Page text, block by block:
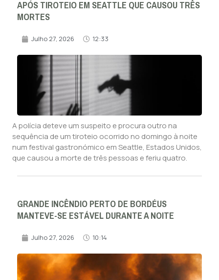
APÓS TIROTEIO EM SEATTLE QUE CAUSOU TRÊS
MORTES
Julho 27, 2026 12:33
A polícia deteve um suspeito e procura outro na
sequência de um tiroteio ocorrido no domingo à noite
num festival gastronómico em Seattle, Estados Unidos,
que causou a morte de três pessoas e feriu quatro.
GRANDE INCÊNDIO PERTO DE BORDÉUS
MANTEVE-SE ESTÁVEL DURANTE A NOITE
Julho 27, 2026 10:14